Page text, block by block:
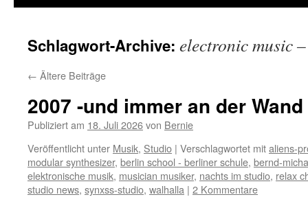
Schlagwort-Archive: electronic music
← Ältere Beiträge
2007 -und immer an der
Publiziert am 18. Juli 2026von Bernie
Veröffentlicht unter Musik, Studio | Verschlagwortet mitaliens-
modular synthesizer, berlin school - berliner schule, bernd-
elektronische musik, musician musiker, nachts im studio, relax
studio news, synxss-studio, walhalla | 2 Kommentare